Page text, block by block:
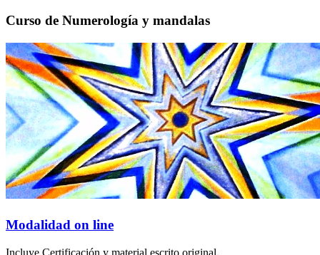
Curso de Numerología y mandalas
Modalidad on line
Incluye Certificación y material escrito original.